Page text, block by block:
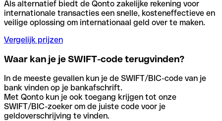
Als alternatief biedt de Qonto zakelijke rekening voor
internationale transacties een snelle, kosteneffectieve en
veilige oplossing om internationaal geld over te maken.
Vergelijk prijzen
Waar kan je je SWIFT-code terugvinden?
In de meeste gevallen kun je de SWIFT/BIC-code van je
bank vinden op je bankafschrift.
Met Qonto kun je ook toegang krijgen tot onze
SWIFT/BIC-zoeker om de juiste code voor je
geldoverschrijving te vinden.